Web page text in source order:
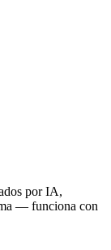
por IA,
— funciona con